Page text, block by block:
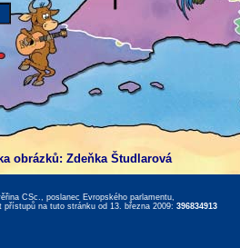
obrázků: Zdeňka Študlarová
CSc., poslanec Evropského parlamentu,
přístupů na tuto stránku od 13. března 2009: 396834913